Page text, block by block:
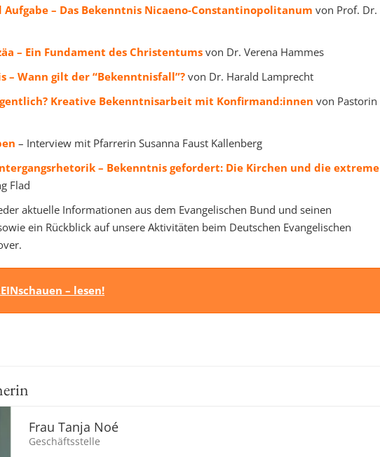
– Das Bekenntnis Nicaeno-Constantinopolitanum von Prof. Dr.
– Ein Fundament des Christentums von Dr. Verena Hammes
– Wann gilt der “Bekenntnisfall”? von Dr. Harald Lamprecht
Kreative Bekenntnisarbeit mit Konfirmand:innen von Pastorin
– Interview mit Pfarrerin Susanna Faust Kallenberg
– Bekenntnis gefordert: Die Kirchen und die extreme
Flad
aktuelle Informationen aus dem Evangelischen Bund und seinen
ein Rückblick auf unsere Aktivitäten beim Deutschen Evangelischen
– lesen!
Frau Tanja Noé
Geschäftsstelle